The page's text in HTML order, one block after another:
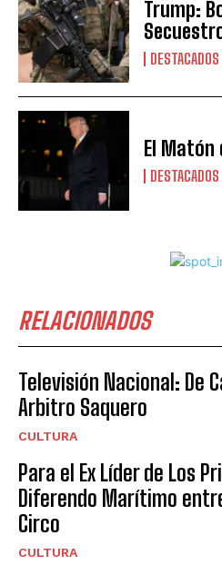
Trump:
DESTACADOS
El Matón
DESTACADOS
RELACIONADOS
Televisión Nacional: De
Arbitro Saquero
CULTURA
Para el Ex Líder de Los
Diferendo Marítimo
Circo
CULTURA